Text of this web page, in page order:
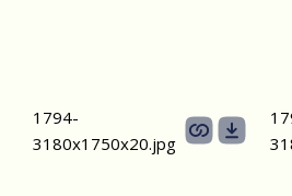
1794-
3180х1750x20.jpg